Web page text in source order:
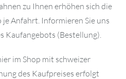
zu Ihnen erhöhen sich die
Anfahrt. Informieren Sie uns
Kaufangebots (Bestellung).
im Shop mit schweizer
des Kaufpreises erfolgt